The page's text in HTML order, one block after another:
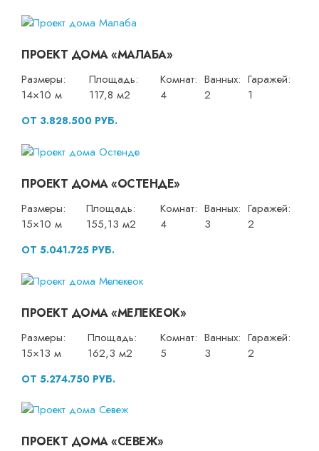
ПРОЕКТ ДОМА «МАЛАБА»
Размеры:
14×10 м
Площадь:
117,8 м2
Комнат:
4
Ванных:
2
Гаражей:
1
ОТ 3.828.500 РУБ.
ПРОЕКТ ДОМА «ОСТЕНДЕ»
Размеры:
15×10 м
Площадь:
155,13 м2
Комнат:
4
Ванных:
3
Гаражей:
2
ОТ 5.041.725 РУБ.
ПРОЕКТ ДОМА «МЕЛЕКЕОК»
Размеры:
15×13 м
Площадь:
162,3 м2
Комнат:
5
Ванных:
3
Гаражей:
2
ОТ 5.274.750 РУБ.
ПРОЕКТ ДОМА «СЕВЕЖ»